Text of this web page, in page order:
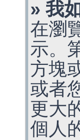
» 我
在瀏
示。
方塊
或者
更大
個人